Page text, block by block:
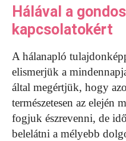
Hálával a
kapcsolatokért
A hálanapló
elismerjük a
által megértjük, hogy
természetesen az elején
fogjuk észrevenni, de
belelátni a mélyebb